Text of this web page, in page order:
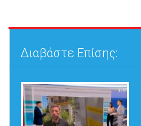
Διαβάστε Επίσης: